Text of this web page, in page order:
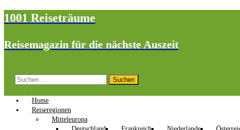
1001 Reiseträume
Reisemagazin für die nächste Auszeit
Suchen
Home
Reiseregionen
Mitteleuropa